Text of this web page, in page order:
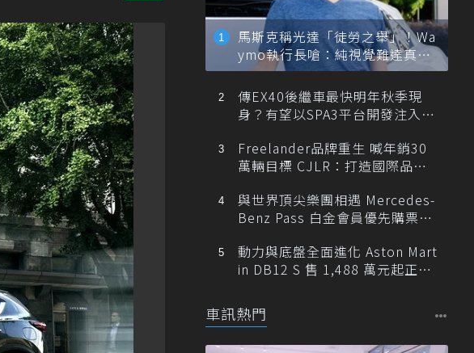
馬斯克稱光達「徒勞之舉」！Wa
ymo執行長嗆：純視覺難達真正
自動駕駛
傳EX40後繼車最快明年秋季現
身？有望以SPA3平台開發注入80
Freelander品牌重生 喊年銷30
萬輛目標 CJLR：打造國際品牌
與世界頂尖樂團相遇 Mercedes-
Benz Pass 白金會員優先購票維
動力與底盤全面進化 Aston Mart
in DB12 S 售 1,488 萬元起正式
車訊熱門